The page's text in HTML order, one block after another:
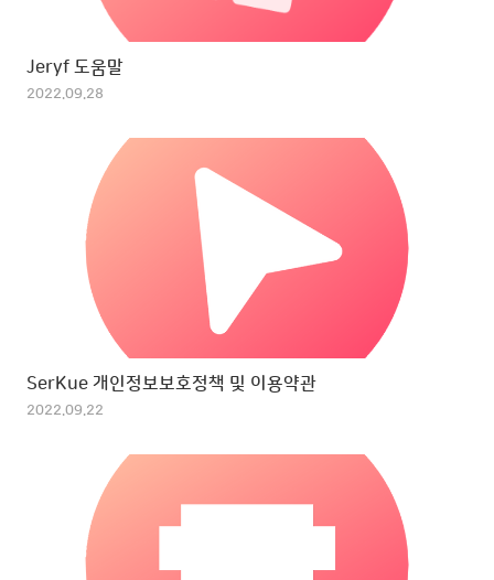
Jeryf 도움말
2022.09.28
SerKue 개인정보보호정책 및 이용약관
2022.09.22